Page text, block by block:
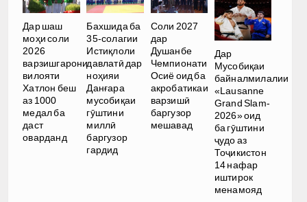
Дар шаш
моҳи соли
2026
варзишгарони
вилояти
Хатлон беш
аз 1000
медал ба
даст
оварданд
Бахшида ба
35-солагии
Истиқлоли
давлатӣ дар
ноҳияи
Данғара
мусобиқаи
гӯштини
миллӣ
баргузор
гардид
Соли 2027
дар
Душанбе
Чемпионати
Осиё оид ба
акробатикаи
варзишӣ
баргузор
мешавад
Дар
Мусобиқаи
байналмилалии
«Lausanne
Grand Slam-
2026» оид
ба гӯштини
ҷудо аз
Тоҷикистон
14 нафар
иштирок
менамояд